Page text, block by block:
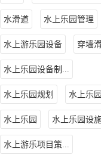
水滑道 水上乐园管理
水上游乐园设备 穿墙
水上乐园设备制...
水上乐园规划 水上乐
水上乐园 水上乐园设
水上游乐项目策...